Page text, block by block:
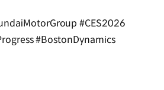
#CES2026
#BostonDynamics